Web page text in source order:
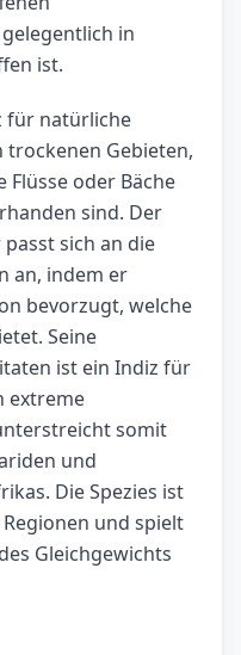
in
ist.
für natürliche
trockenen Gebieten,
Flüsse oder Bäche
sind. Der
sich an die
an, indem er
bevorzugt, welche
Seine
ist ein Indiz für
extreme
somit
und
Die Spezies ist
und spielt
Gleichgewichts